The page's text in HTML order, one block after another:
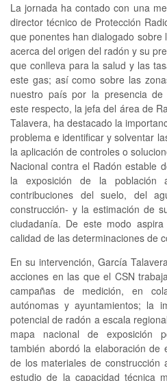
La jornada ha contado con una
director técnico de Protección
que ponentes han dialogado sobre
acerca del origen del radón y su
que conlleva para la salud y las
este gas; así como sobre las
nuestro país por la presencia de
este respecto, la jefa del área de
Talavera, ha destacado la
problema e identificar y solventar
la aplicación de controles o
Nacional contra el Radón estable
la exposición de la población
contribuciones del suelo, del
construcción- y la estimación de
ciudadanía. De este modo
calidad de las determinaciones de
En su intervención, García
acciones en las que el CSN
campañas de medición, en
autónomas y ayuntamientos; la
potencial de radón a escala
mapa nacional de exposición
también abordó la elaboración de
de los materiales de construcción
estudio de la capacidad técnica